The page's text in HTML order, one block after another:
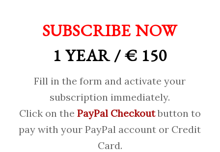
SUBSCRIBE NOW
1 YEAR / € 150
Fill in the form and activate your
subscription immediately.
Click on the PayPal Checkoutbutton to
pay with your PayPal account or Credit
Card.